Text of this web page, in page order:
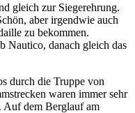
gleich zur Siegerehrung.
aber irgendwie auch
zu bekommen.
Nautico, danach gleich das
durch die Truppe von
waren immer sehr
Auf dem Berglauf am